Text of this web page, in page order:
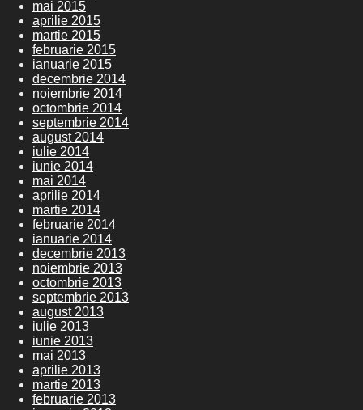
mai 2015
aprilie 2015
martie 2015
februarie 2015
ianuarie 2015
decembrie 2014
noiembrie 2014
octombrie 2014
septembrie 2014
august 2014
iulie 2014
iunie 2014
mai 2014
aprilie 2014
martie 2014
februarie 2014
ianuarie 2014
decembrie 2013
noiembrie 2013
octombrie 2013
septembrie 2013
august 2013
iulie 2013
iunie 2013
mai 2013
aprilie 2013
martie 2013
februarie 2013